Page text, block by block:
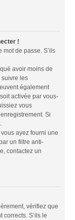
!
mot de passe. S’ils
avoir moins de
suivre les
également
activée par vous-
vous
Si
ayez fourni une
un filtre anti-
contactez un
vérifiez que
corrects. S’ils le